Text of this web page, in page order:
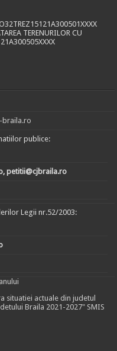
TERENURILOR CU
braila.ro
publice:
petitii@cjbraila.ro
Legii nr.52/2003:
situatiei actuale din judetul
Braila 2021-2027" SMIS